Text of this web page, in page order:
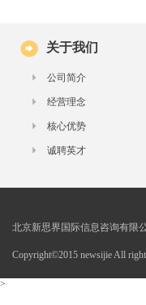
关于我们
公司简介
经营理念
核心优势
诚聘英才
北京新思界国际信息咨询有限
Copyright©2015 newsijie All
>